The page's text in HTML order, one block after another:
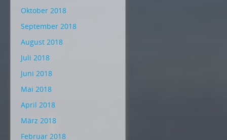
Oktober 2018
September 2018
August 2018
Juli 2018
Juni 2018
Mai 2018
April 2018
März 2018
Februar 2018